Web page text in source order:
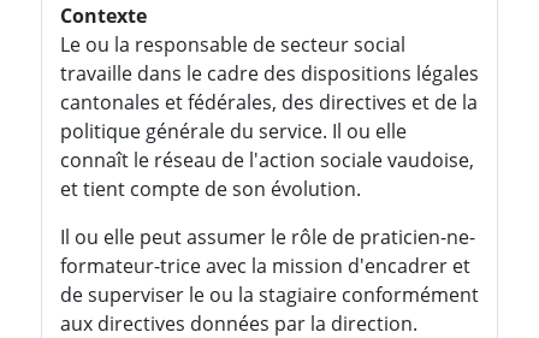
Contexte
Le ou la responsable de secteur social
travaille dans le cadre des dispositions légales
cantonales et fédérales, des directives et de la
politique générale du service. Il ou elle
connaît le réseau de l'action sociale vaudoise,
et tient compte de son évolution.
Il ou elle peut assumer le rôle de praticien-ne-
formateur-trice avec la mission d'encadrer et
de superviser le ou la stagiaire conformément
aux directives données par la direction.